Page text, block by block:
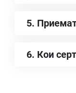
5.
6. Кои